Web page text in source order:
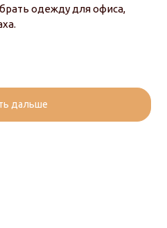
одежду для офиса,
дальше